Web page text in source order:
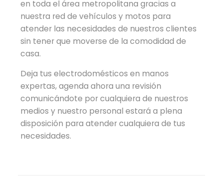
en toda el área metropolitana gracias a
nuestra red de vehículos y motos para
atender las necesidades de nuestros clientes
sin tener que moverse de la comodidad de
casa.
Deja tus electrodomésticos en manos
expertas, agenda ahora una revisión
comunicándote por cualquiera de nuestros
medios y nuestro personal estará a plena
disposición para atender cualquiera de tus
necesidades.